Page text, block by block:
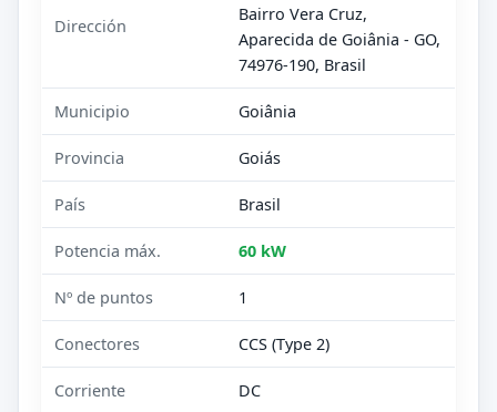
Dirección
Bairro Vera Cruz,
Aparecida de Goiânia - GO,
74976-190, Brasil
Municipio Goiânia
Provincia Goiás
País Brasil
Potencia máx. 60 kW
Nº de puntos 1
Conectores CCS (Type 2)
Corriente DC